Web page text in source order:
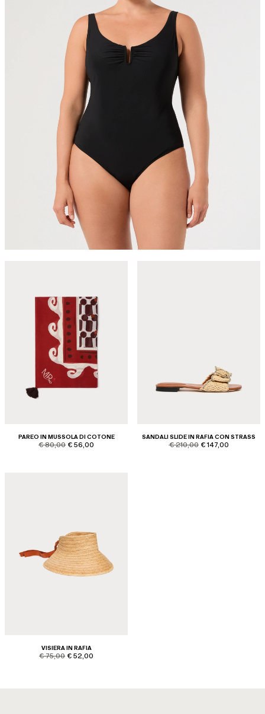
PAREO IN MUSSOLA DI COTONE
product.price.original
€ 80,00 product.price.sale
€ 56,00
SANDALI SLIDE IN RAFIA CON STRASS
product.price.original
€ 210,00 product.price.sale
€ 147,00
VISIERA IN RAFIA
product.price.original
€ 75,00 product.price.sale
€ 52,00